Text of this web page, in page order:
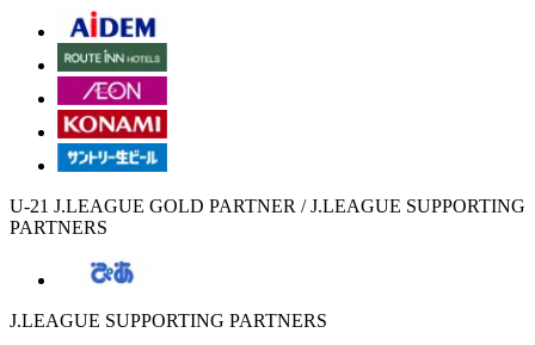
U-21 J.LEAGUE GOLD PARTNER / J.LEAGUE SUPPORTING
PARTNERS
J.LEAGUE SUPPORTING PARTNERS